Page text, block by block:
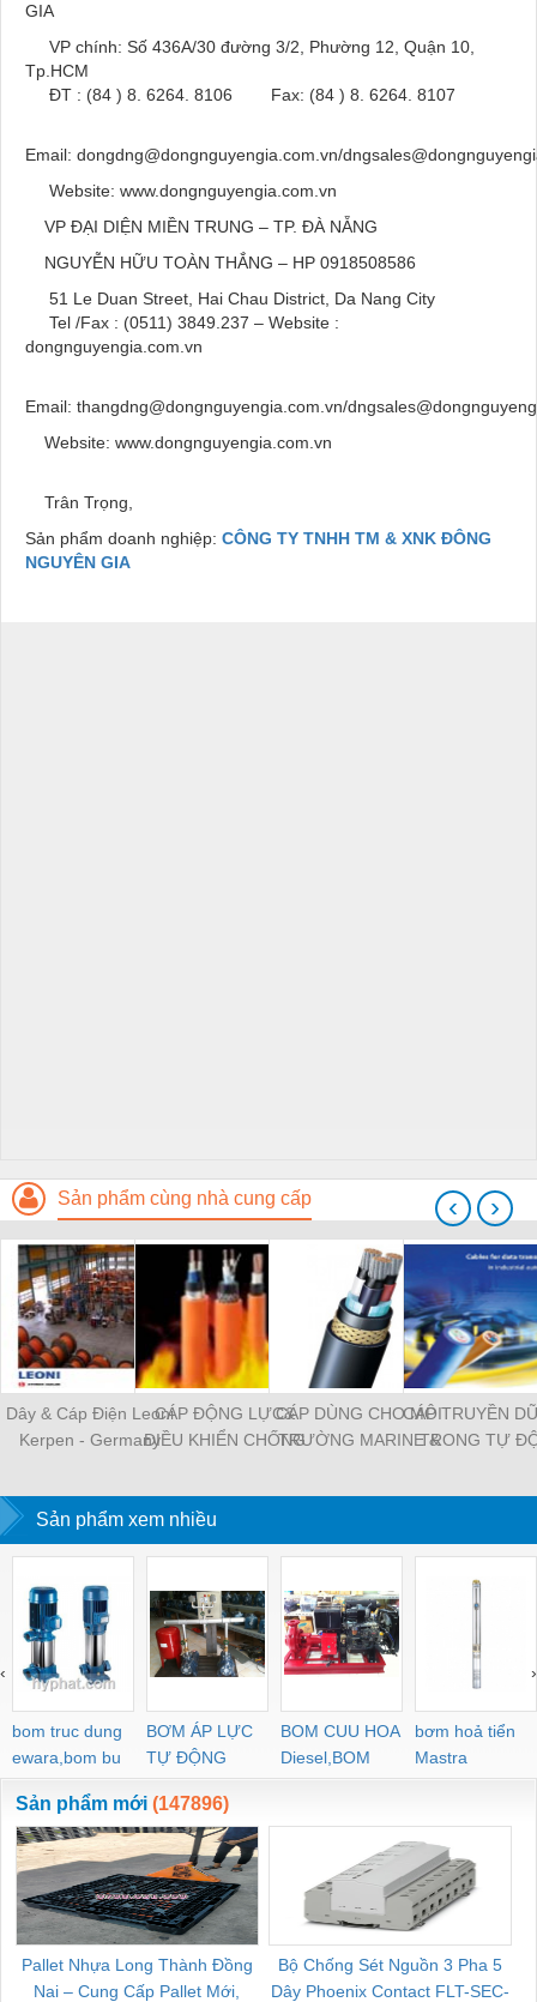
GIA
VP chính: Số 436A/30 đường 3/2, Phường 12, Quận 10,
Tp.HCM
ĐT : (84 ) 8. 6264. 8106 Fax: (84 ) 8. 6264. 8107
Email: dongdng@dongnguyengia.com.vn/
Website: www.dongnguyengia.com.vn
VP ĐẠI DIỆN MIỀN TRUNG – TP. ĐÀ NẴNG
NGUYỄN HỮU TOÀN THẮNG – HP 0918508586
51 Le Duan Street, Hai Chau District, Da Nang City
Tel /Fax : (0511) 3849.237 – Website :
dongnguyengia.com.vn
Email: thangdng@dongnguyengia.com.vn/
Website: www.dongnguyengia.com.vn
Trân Trọng,
Sản phẩm doanh nghiệp: CÔNG TY TNHH TM & XNK ĐÔNG
NGUYÊN GIA
Sản phẩm cùng nhà cung cấp
Dây & Cáp Điện Leoni
Kerpen - Germany
CÁP ĐỘNG LỰC&
ĐIỀU KHIỂN CHỐNG
CÁP DÙNG CHO MÔI
TRƯỜNG MARINE &
CÁP TRUYỀN
TRONG TỰ
‹ ›
Sản phẩm xem nhiều
bom truc dung
ewara,bom bu
ewara
BƠM ÁP LỰC
TỰ ĐỘNG
BOM CUU HOA
Diesel,BOM
CHUA CHAY
bơm hoả tiển
Mastra
‹ ›
Sản phẩm mới (147896)
Pallet Nhựa Long Thành Đồng
Nai – Cung Cấp Pallet Mới,
Bộ Chống Sét Nguồn 3 Pha 5
Dây Phoenix Contact FLT-SEC-